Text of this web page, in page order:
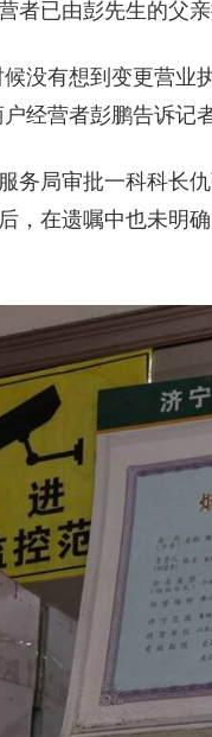
者已由彭先生的父亲
没有想到变更营
经营者彭鹏告诉记者
务局审批一科科长
，在遗嘱中也未明